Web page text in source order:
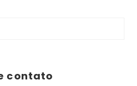
contato